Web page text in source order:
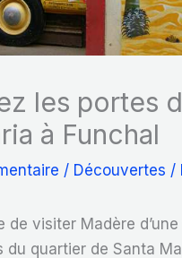
les portes
à Funchal
/ Découvertes /
de visiter Madère
du quartier de Santa